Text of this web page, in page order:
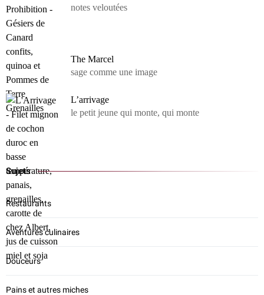
notes veloutées
The Marcel
sage comme une image
L’arrivage
le petit jeune qui monte, qui monte
Sujets
Restaurants
Aventures culinaires
Douceurs
Pains et autres miches